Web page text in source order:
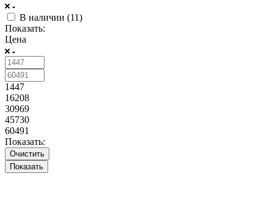
В наличии (11)
Показать:
Цена
1447
16208
30969
45730
60491
Показать:
Очистить